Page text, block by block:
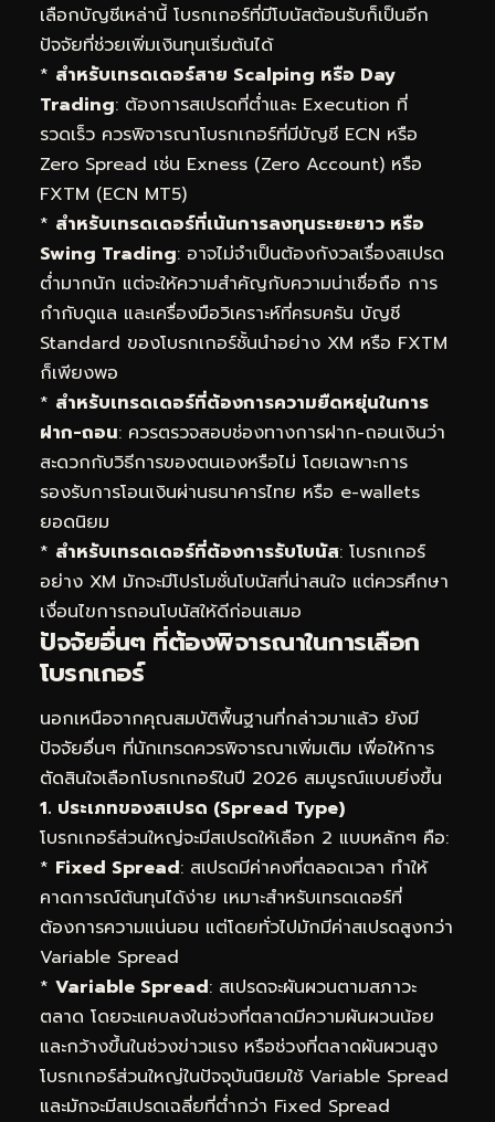
เลือกบัญชีเหล่านี้ โบรกเกอร์ที่มีโบนัสต้อนรับก็เป็นอีก
ปัจจัยที่ช่วยเพิ่มเงินทุนเริ่มต้นได้
* สำหรับเทรดเดอร์สาย Scalping หรือ Day
Trading: ต้องการสเปรดที่ต่ำและ Execution ที่
รวดเร็ว ควรพิจารณาโบรกเกอร์ที่มีบัญชี ECN หรือ
Zero Spread เช่น Exness (Zero Account) หรือ
FXTM (ECN MT5)
* สำหรับเทรดเดอร์ที่เน้นการลงทุนระยะยาว หรือ
Swing Trading: อาจไม่จำเป็นต้องกังวลเรื่องสเปรด
ต่ำมากนัก แต่จะให้ความสำคัญกับความน่าเชื่อถือ การ
กำกับดูแล และเครื่องมือวิเคราะห์ที่ครบครัน บัญชี
Standard ของโบรกเกอร์ชั้นนำอย่าง XM หรือ FXTM
ก็เพียงพอ
* สำหรับเทรดเดอร์ที่ต้องการความยืดหยุ่นในการ
ฝาก-ถอน: ควรตรวจสอบช่องทางการฝาก-ถอนเงินว่า
สะดวกกับวิธีการของตนเองหรือไม่ โดยเฉพาะการ
รองรับการโอนเงินผ่านธนาคารไทย หรือ e-wallets
ยอดนิยม
* สำหรับเทรดเดอร์ที่ต้องการรับโบนัส: โบรกเกอร์
อย่าง XM มักจะมีโปรโมชั่นโบนัสที่น่าสนใจ แต่ควรศึกษา
เงื่อนไขการถอนโบนัสให้ดีก่อนเสมอ
ปัจจัยอื่นๆ ที่ต้องพิจารณาในการเลือก
โบรกเกอร์
นอกเหนือจากคุณสมบัติพื้นฐานที่กล่าวมาแล้ว ยังมี
ปัจจัยอื่นๆ ที่นักเทรดควรพิจารณาเพิ่มเติม เพื่อให้การ
ตัดสินใจเลือกโบรกเกอร์ในปี 2026 สมบูรณ์แบบยิ่งขึ้น
1. ประเภทของสเปรด (Spread Type)
โบรกเกอร์ส่วนใหญ่จะมีสเปรดให้เลือก 2 แบบหลักๆ คือ:
* Fixed Spread: สเปรดมีค่าคงที่ตลอดเวลา ทำให้
คาดการณ์ต้นทุนได้ง่าย เหมาะสำหรับเทรดเดอร์ที่
ต้องการความแน่นอน แต่โดยทั่วไปมักมีค่าสเปรดสูงกว่า
Variable Spread
* Variable Spread: สเปรดจะผันผวนตามสภาวะ
ตลาด โดยจะแคบลงในช่วงที่ตลาดมีความผันผวนน้อย
และกว้างขึ้นในช่วงข่าวแรง หรือช่วงที่ตลาดผันผวนสูง
โบรกเกอร์ส่วนใหญ่ในปัจจุบันนิยมใช้ Variable Spread
และมักจะมีสเปรดเฉลี่ยที่ต่ำกว่า Fixed Spread